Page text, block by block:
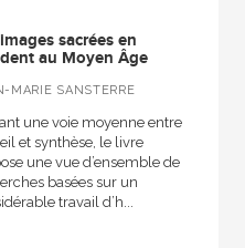
sacrées en
au Moyen Âge
MARIE SANSTERRE
une voie moyenne entre
et synthèse, le livre
une vue d’ensemble de
basées sur un
travail d’h...